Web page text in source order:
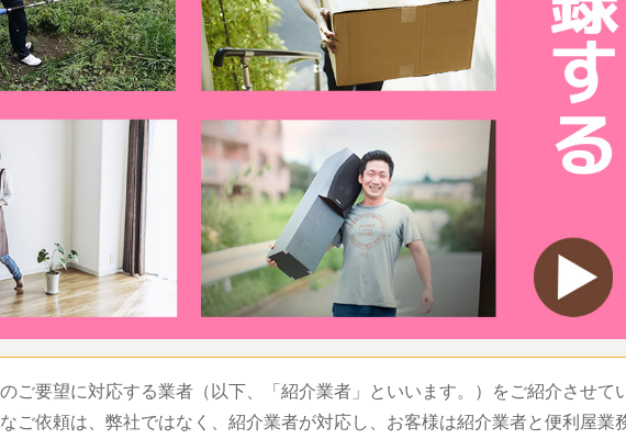
ご要望に対応する業者（以下、「紹介業者」といいます。）をご紹介させて
ご依頼は、弊社ではなく、紹介業者が対応し、お客様は紹介業者と便利屋業